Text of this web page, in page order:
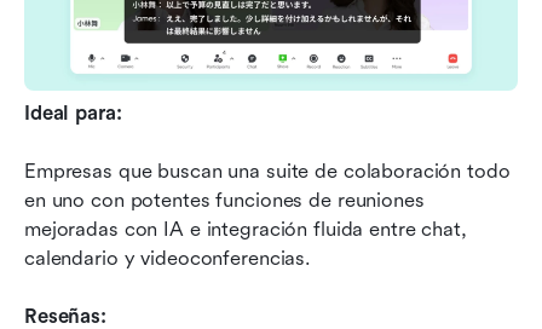
Ideal para:
Empresas que buscan una suite de colaboración todo
en uno con potentes funciones de reuniones
mejoradas con IA e integración fluida entre chat,
calendario y videoconferencias.
Reseñas: